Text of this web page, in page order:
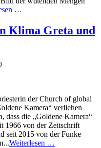
…
Klima Greta und
der Church of global
Kamera“ verliehen
dass die „Goldene Kamera“
1966 von der Zeitschrift
seit 2015 von der Funke
Weiterlesen …